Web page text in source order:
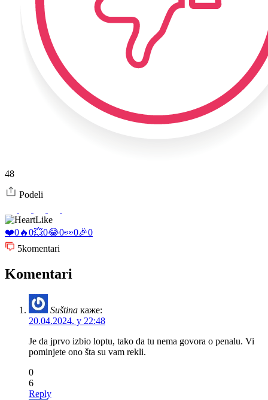
48
Podeli
Like
❤️0🔥0💥0😂0👀0🎉0
5komentari
Komentari
Suština каже:
20.04.2024. у 22:48
Je da jprvo izbio loptu, tako da tu nema govora o penalu. Vi
pominjete ono šta su vam rekli.
0
6
Reply